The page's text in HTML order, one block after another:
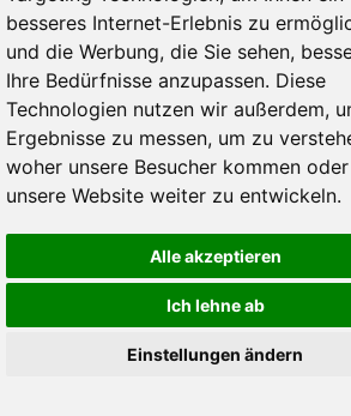
besseres Internet-Erlebnis zu
und die Werbung, die Sie sehen,
Ihre Bedürfnisse anzupassen. Diese
Technologien nutzen wir außerdem,
Ergebnisse zu messen, um zu
woher unsere Besucher kommen
unsere Website weiter zu entwickeln.
Alle akzeptieren
Ich lehne ab
Einstellungen ändern